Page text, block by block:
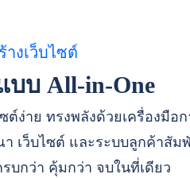
างเว็บไซต์
บ All-in-One
ต์ง่าย ทรงพลังด้วยเครื่องมือ
เว็บไซต์ และระบบลูกค้าสัม
กว่า คุ้มกว่า จบในที่เดียว